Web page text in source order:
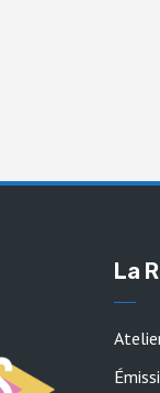
La